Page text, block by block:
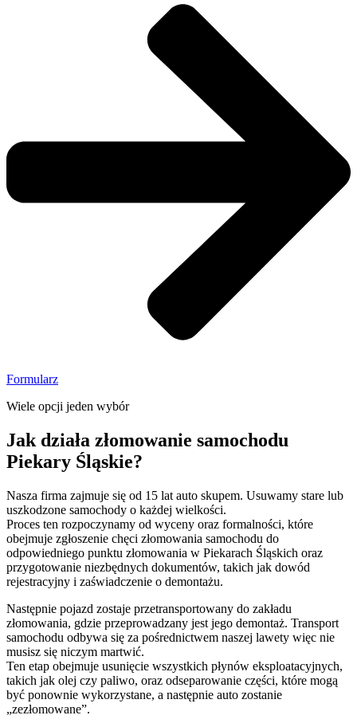
Formularz
Wiele opcji jeden wybór
Jak działa złomowanie samochodu
Piekary Śląskie?
Nasza firma zajmuje się od 15 lat auto skupem. Usuwamy stare lub
uszkodzone samochody o każdej wielkości.
Proces ten rozpoczynamy od wyceny oraz formalności, które
obejmuje zgłoszenie chęci złomowania samochodu do
odpowiedniego punktu złomowania w Piekarach Śląskich oraz
przygotowanie niezbędnych dokumentów, takich jak dowód
rejestracyjny i zaświadczenie o demontażu.
Następnie pojazd zostaje przetransportowany do zakładu
złomowania, gdzie przeprowadzany jest jego demontaż. Transport
samochodu odbywa się za pośrednictwem naszej lawety więc nie
musisz się niczym martwić.
Ten etap obejmuje usunięcie wszystkich płynów eksploatacyjnych,
takich jak olej czy paliwo, oraz odseparowanie części, które mogą
być ponownie wykorzystane, a następnie auto zostanie
„zezłomowane”.